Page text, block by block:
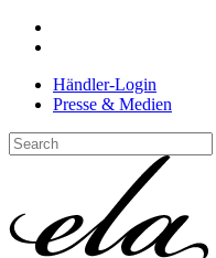
Skip
contentHändler-Login
Presse & Medien